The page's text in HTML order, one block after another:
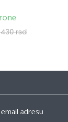
rsd